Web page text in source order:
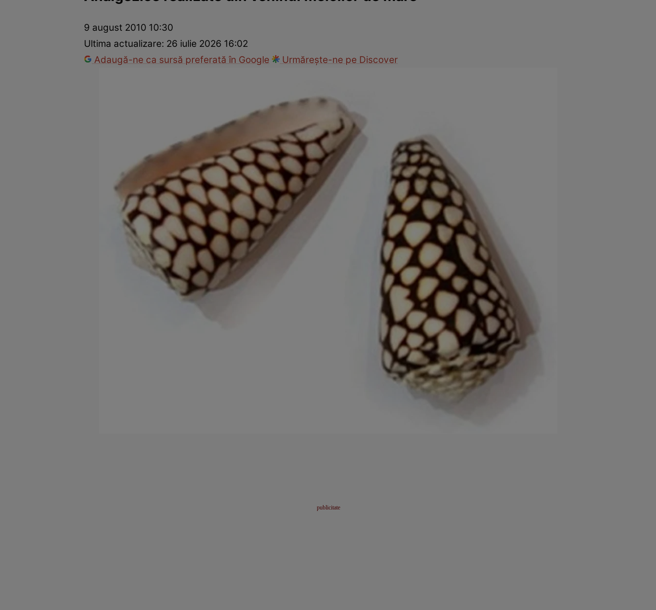
Prevenție și tratament Remedii naturisteMedicii răspund
9 august 2010 10:30
Ultima actualizare: 26 iulie 2026 16:02
Adaugă-ne ca sursă preferată în Google
Urmărește-ne pe Discover